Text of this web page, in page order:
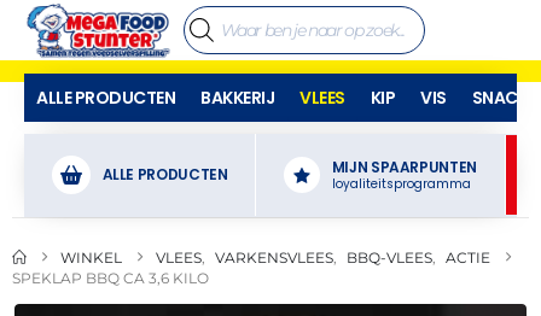
ALLE PRODUCTEN BAKKERIJ VLEES KIP VIS SNACKS
ALLE PRODUCTEN MIJN SPAARPUNTEN
loyaliteitsprogramma
WINKEL VLEES VARKENSVLEES BBQ-VLEES
ACTIE
SPEKLAP BBQ CA 3,6 KILO